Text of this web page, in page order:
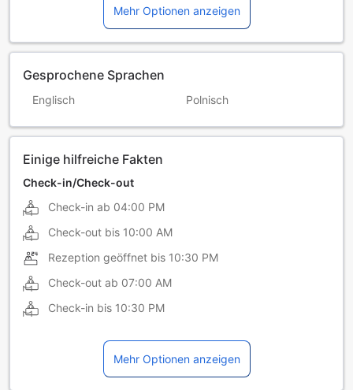
Mehr Optionen anzeigen
Gesprochene Sprachen
Englisch Polnisch
Einige hilfreiche Fakten
Check-in/Check-out
Check-in ab 04:00 PM
Check-out bis 10:00 AM
Rezeption geöffnet bis 10:30 PM
Check-out ab 07:00 AM
Check-in bis 10:30 PM
Mehr Optionen anzeigen